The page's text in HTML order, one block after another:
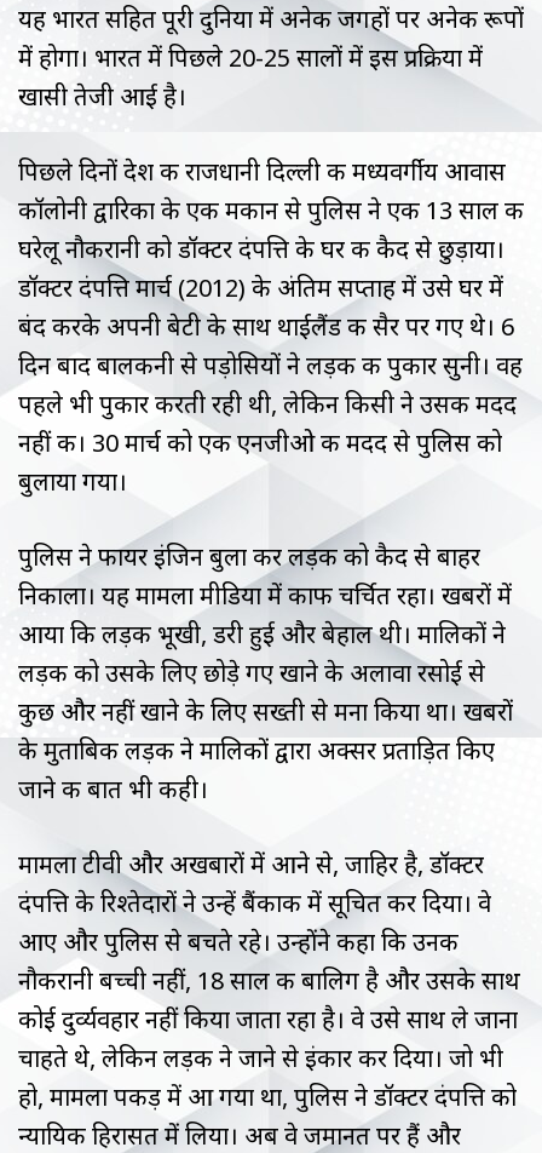
यह भारत सहित पूरी दुनिया में अनेक जगहों पर अनेक रूपों
में होगा। भारत में पिछले 20-25 सालों में इस प्रक्रिया में
खासी तेजी आई है।
पिछले दिनों देश की राजधानी दिल्ली की मध्यवर्गीय आवास
कॉलोनी द्वारिका के एक मकान से पुलिस ने एक 13 साल की
घरेलू नौकरानी को डॉक्टर दंपत्ति के घर की कैद से छुड़ाया।
डॉक्टर दंपत्ति मार्च (2012) के अंतिम सप्ताह में उसे घर में
बंद करके अपनी बेटी के साथ थाईलैंड की सैर पर गए थे। 6
दिन बाद बालकनी से पड़ोसियों ने लड़की की पुकार सुनी। वह
पहले भी पुकार करती रही थी, लेकिन किसी ने उसकी मदद
नहीं की। 30 मार्च को एक एनजीओ की मदद से पुलिस को
बुलाया गया।
पुलिस ने फायर इंजिन बुला कर लड़की को कैद से बाहर
निकाला। यह मामला मीडिया में काफी चर्चित रहा। खबरों में
आया कि लड़की भूखी, डरी हुई और बेहाल थी। मालिकों ने
लड़की को उसके लिए छोड़े गए खाने के अलावा रसोई से
कुछ और नहीं खाने के लिए सख्ती से मना किया था। खबरों
के मुताबिक लड़की ने मालिकों द्वारा अक्सर प्रताड़ित किए
जाने की बात भी कही।
मामला टीवी और अखबारों में आने से, जाहिर है, डॉक्टर
दंपत्ति के रिश्तेदारों ने उन्हें बैंकाक में सूचित कर दिया। वे
आए और पुलिस से बचते रहे। उन्होंने कहा कि उनकी
नौकरानी बच्ची नहीं, 18 साल की बालिग है और उसके साथ
कोई दुर्व्यवहार नहीं किया जाता रहा है। वे उसे साथ ले जाना
चाहते थे, लेकिन लड़की ने जाने से इंकार कर दिया। जो भी
हो, मामला पकड़ में आ गया था, पुलिस ने डॉक्टर दंपत्ति को
न्यायिक हिरासत में लिया। अब वे जमानत पर हैं और